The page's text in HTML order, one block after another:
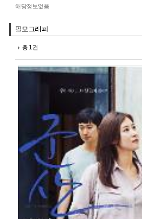
해당정보없음
필모그래피
총 1건